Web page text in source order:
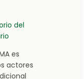
del
es
actores